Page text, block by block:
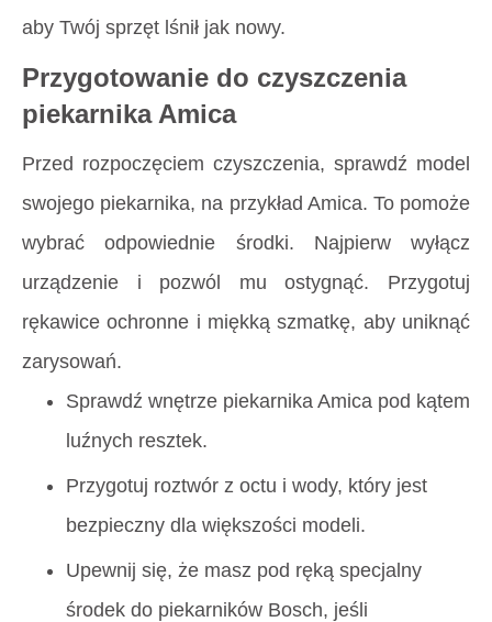
aby Twój sprzęt lśnił jak nowy.
Przygotowanie do czyszczenia
piekarnika Amica
Przed rozpoczęciem czyszczenia, sprawdź model
swojego piekarnika, na przykład Amica. To pomoże
wybrać odpowiednie środki. Najpierw wyłącz
urządzenie i pozwól mu ostygnąć. Przygotuj
rękawice ochronne i miękką szmatkę, aby uniknąć
zarysowań.
Sprawdź wnętrze piekarnika Amica pod kątem
luźnych resztek.
Przygotuj roztwór z octu i wody, który jest
bezpieczny dla większości modeli.
Upewnij się, że masz pod ręką specjalny
środek do piekarników Bosch, jeśli